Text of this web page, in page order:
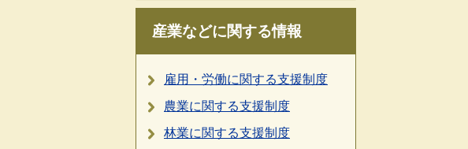
産業などに関する情報
雇用・労働に関する支援制度
農業に関する支援制度
林業に関する支援制度